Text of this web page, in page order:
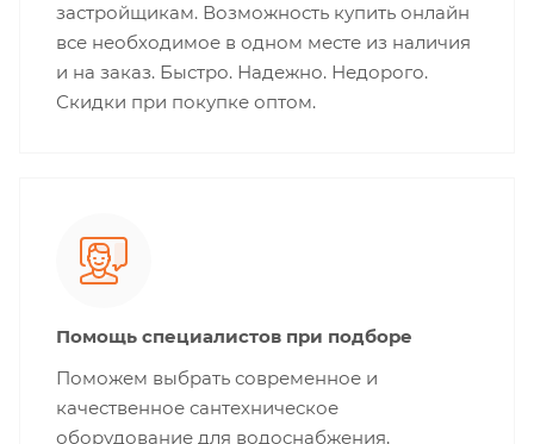
застройщикам. Возможность купить онлайн
все необходимое в одном месте из наличия
и на заказ. Быстро. Надежно. Недорого.
Скидки при покупке оптом.
Помощь специалистов при подборе
Поможем выбрать современное и
качественное сантехническое
оборудование для водоснабжения,